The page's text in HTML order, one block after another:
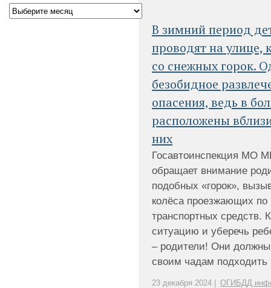
В зимний период
проводят на улице,
со снежных горок.
безобидное
опасения, ведь в
расположены
них
Госавтоинспекция МО
обращает внимание
подобных «горок»,
колёса проезжающих по
транспортных средств.
ситуацию и уберечь
– родители! Они должны
своим чадам подходить
23 декабря 2024 | ОГИБДД